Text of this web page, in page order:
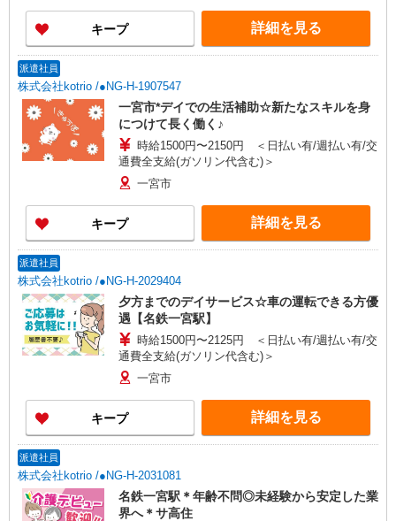
事故無違反表彰金 〇年末年始勤務手当
キープ 詳細を見る
派遣社員
株式会社kotrio /●NG-H-1907547
一宮市*デイでの生活補助☆新たなスキルを身
につけて長く働く♪
時給1500円〜2150円 ＜日払い有/週払い有/交
通費全支給(ガソリン代含む)＞
一宮市
キープ 詳細を見る
派遣社員
株式会社kotrio /●NG-H-2029404
夕方までのデイサービス☆車の運転できる方優
遇【名鉄一宮駅】
時給1500円〜2125円 ＜日払い有/週払い有/交
通費全支給(ガソリン代含む)＞
一宮市
キープ 詳細を見る
派遣社員
株式会社kotrio /●NG-H-2031081
名鉄一宮駅＊年齢不問◎未経験から安定した業
界へ＊サ高住